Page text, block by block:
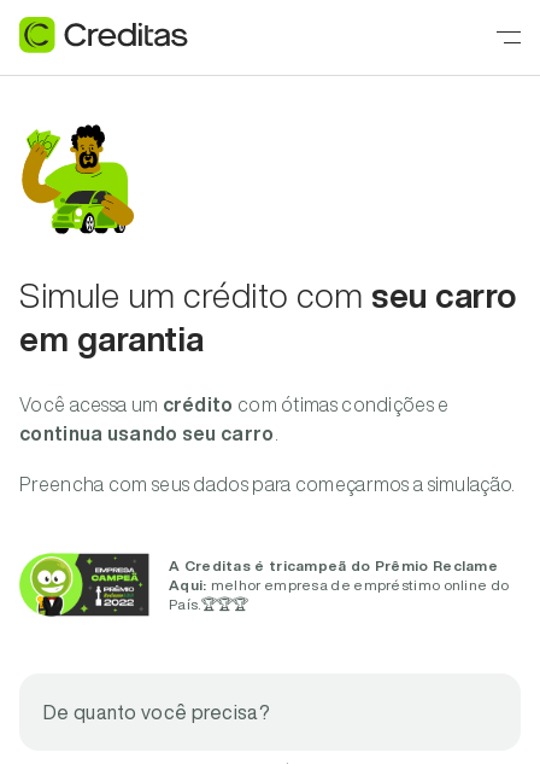
Simule um crédito com seu carro
em garantia
Você acessa um crédito com ótimas condições e
continua usando seu carro
Preencha com seus dados para começarmos a simulação.
A Creditas é tricampeã do Prêmio Reclame
Aqui: melhor empresa de empréstimo online do
País. 🏆🏆🏆
De quanto você precisa?